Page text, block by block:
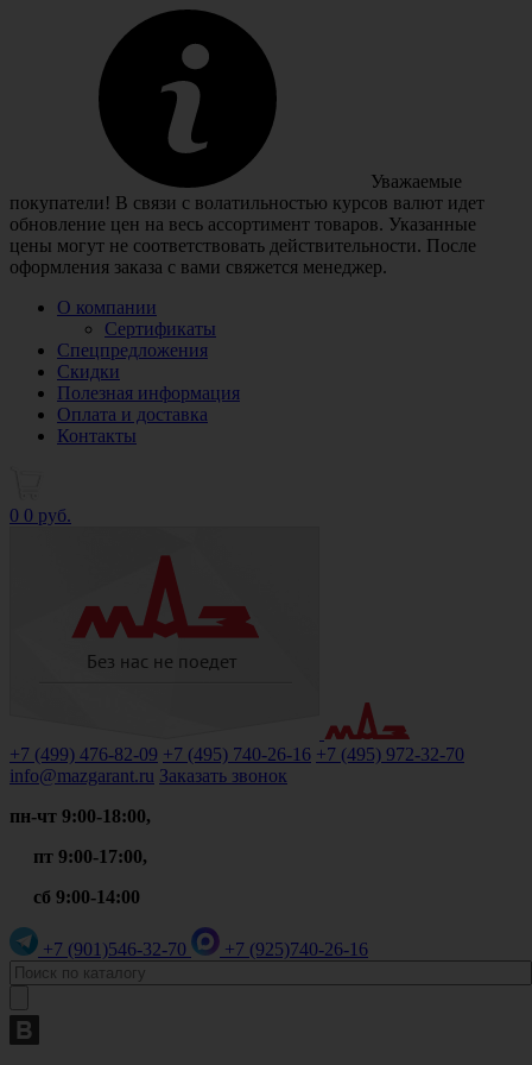
Уважаемые
покупатели! В связи с волатильностью курсов валют идет
обновление цен на весь ассортимент товаров. Указанные
цены могут не соответствовать действительности. После
оформления заказа с вами свяжется менеджер.
О компании
Сертификаты
Спецпредложения
Скидки
Полезная информация
Оплата и доставка
Контакты
0 0 руб.
+7 (499) 476-82-09 +7 (495) 740-26-16 +7 (495) 972-32-70
info@mazgarant.ru Заказать звонок
пн-чт 9:00-18:00,
пт 9:00-17:00,
сб 9:00-14:00
+7 (901)546-32-70 +7 (925)740-26-16